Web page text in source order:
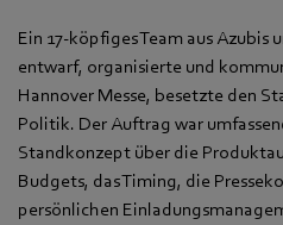
Ein 17-köpfiges Team aus Azubis
entwarf, organisierte und
Hannover Messe, besetzte den
Politik. Der Auftrag war
Standkonzept über die
Budgets, das Timing, die
persönlichen